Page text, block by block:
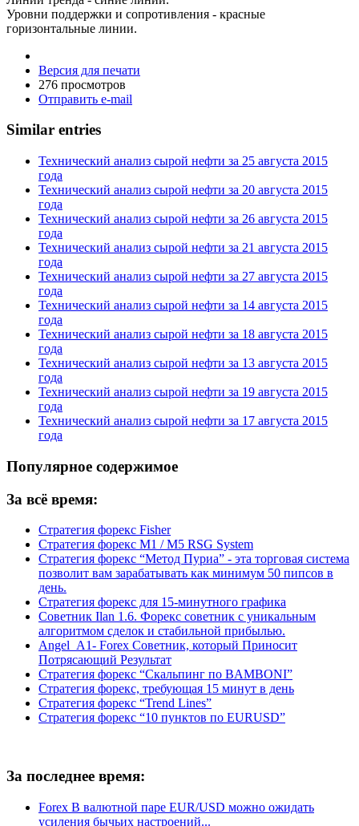
Уровни поддержки и сопротивления - красные
горизонтальные линии.
Версия для печати
276 просмотров
Отправить e-mail
Similar entries
Технический анализ сырой нефти за 25 августа 2015
года
Технический анализ сырой нефти за 20 августа 2015
года
Технический анализ сырой нефти за 26 августа 2015
года
Технический анализ сырой нефти за 21 августа 2015
года
Технический анализ сырой нефти за 27 августа 2015
года
Технический анализ сырой нефти за 14 августа 2015
года
Технический анализ сырой нефти за 18 августа 2015
года
Технический анализ сырой нефти за 13 августа 2015
года
Технический анализ сырой нефти за 19 августа 2015
года
Технический анализ сырой нефти за 17 августа 2015
года
Популярное содержимое
За всё время:
Стратегия форекс Fisher
Стратегия форекс M1 / M5 RSG System
Стратегия форекс “Метод Пуриа” - эта торговая система
позволит вам зарабатывать как минимум 50 пипсов в
день.
Стратегия форекс для 15-минутного графика
Советник Ilan 1.6. Форекс советник с уникальным
алгоритмом сделок и стабильной прибылью.
Angel_A1- Forex Советник, который Приносит
Потрясающий Результат
Стратегия форекс “Скальпинг по BAMBONI”
Стратегия форекс, требующая 15 минут в день
Стратегия форекс “Trend Lines”
Стратегия форекс “10 пунктов по EURUSD”
За последнее время:
Forex В валютной паре EUR/USD можно ожидать
усиления бычьих настроений...